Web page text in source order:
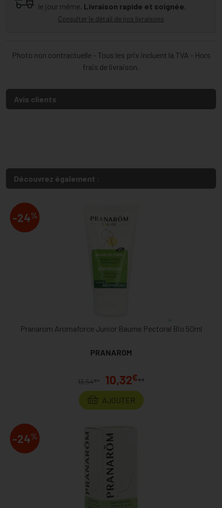
le jour même. Livraison rapide et soignée.
Consulter le détail de nos livraisons
Photo non contractuelle - Tous les prix incluent la TVA - Hors
frais de livraison.
Avis clients
Découvrez également :
-24%
Pranarom Aromaforce Junior Baume Pectoral Bio 50ml
PRANAROM
13,54€ * 10,32€**
AJOUTER
-24%